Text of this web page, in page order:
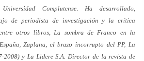
Complutense. Ha desarrollado,
de periodista de investigación y la crítica
otros libros, La sombra de Franco en la
, Zaplana, el brazo incorrupto del PP, La
2008) y La Lidere S.A. Director de la revista de